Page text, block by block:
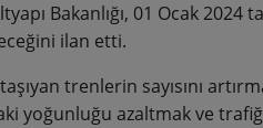
Bakanlığı, 01 Ocak
ilan etti.
trenlerin sayısını
yoğunluğu azaltmak ve